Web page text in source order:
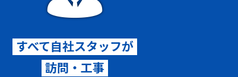
すべて自社スタッフが
訪問・工事